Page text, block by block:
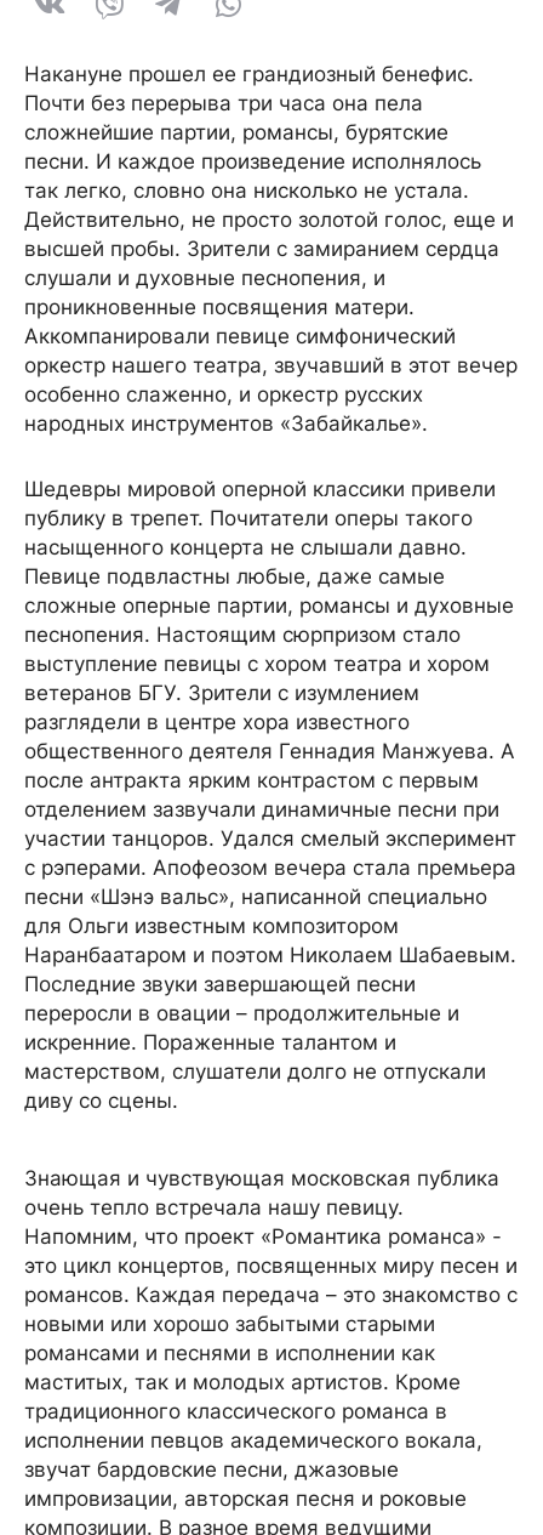
Накануне прошел ее грандиозный бенефис.
Почти без перерыва три часа она пела
сложнейшие партии, романсы, бурятские
песни. И каждое произведение исполнялось
так легко, словно она нисколько не устала.
Действительно, не просто золотой голос, еще и
высшей пробы. Зрители с замиранием сердца
слушали и духовные песнопения, и
проникновенные посвящения матери.
Аккомпанировали певице симфонический
оркестр нашего театра, звучавший в этот вечер
особенно слаженно, и оркестр русских
народных инструментов «Забайкалье».
Шедевры мировой оперной классики привели
публику в трепет. Почитатели оперы такого
насыщенного концерта не слышали давно.
Певице подвластны любые, даже самые
сложные оперные партии, романсы и духовные
песнопения. Настоящим сюрпризом стало
выступление певицы с хором театра и хором
ветеранов БГУ. Зрители с изумлением
разглядели в центре хора известного
общественного деятеля Геннадия Манжуева. А
после антракта ярким контрастом с первым
отделением зазвучали динамичные песни при
участии танцоров. Удался смелый эксперимент
с рэперами. Апофеозом вечера стала премьера
песни «Шэнэ вальс», написанной специально
для Ольги известным композитором
Наранбаатаром и поэтом Николаем Шабаевым.
Последние звуки завершающей песни
переросли в овации – продолжительные и
искренние. Пораженные талантом и
мастерством, слушатели долго не отпускали
диву со сцены.
Знающая и чувствующая московская публика
очень тепло встречала нашу певицу.
Напомним, что проект «Романтика романса» -
это цикл концертов, посвященных миру песен и
романсов. Каждая передача – это знакомство с
новыми или хорошо забытыми старыми
романсами и песнями в исполнении как
маститых, так и молодых артистов. Кроме
традиционного классического романса в
исполнении певцов академического вокала,
звучат бардовские песни, джазовые
импровизации, авторская песня и роковые
композиции. В разное время ведущими